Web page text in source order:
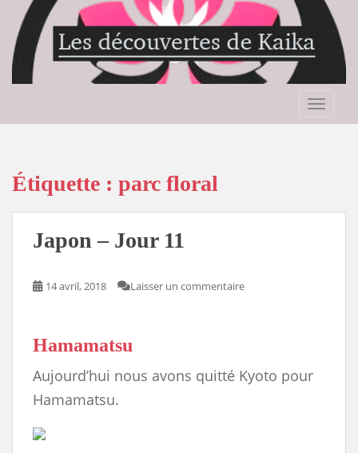
Étiquette : parc floral
Japon – Jour 11
14 avril, 2018 Laisser un commentaire
Hamamatsu
Aujourd’hui nous avons quitté Kyoto pour
Hamamatsu.